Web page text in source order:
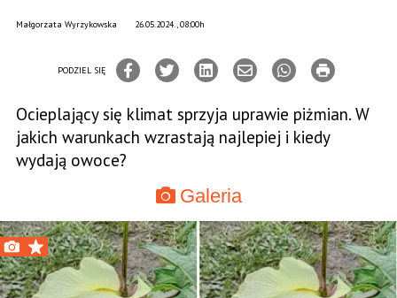
26.05.2024., 08:00h
Małgorzata Wyrzykowska
PODZIEL SIĘ
Ocieplający się klimat sprzyja uprawie piżmian. W
jakich warunkach wzrastają najlepiej i kiedy
wydają owoce?
Galeria